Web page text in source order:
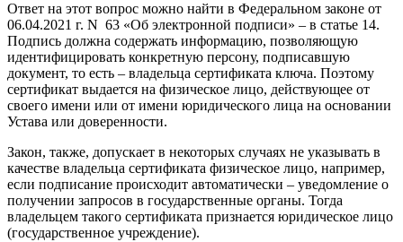
Ответ на этот вопрос можно найти в Федеральном законе от
06.04.2021 г. N 63 «Об электронной подписи» – в статье 14.
Подпись должна содержать информацию, позволяющую
идентифицировать конкретную персону, подписавшую
документ, то есть – владельца сертификата ключа. Поэтому
сертификат выдается на физическое лицо, действующее от
своего имени или от имени юридического лица на основании
Устава или доверенности.
Закон, также, допускает в некоторых случаях не указывать в
качестве владельца сертификата физическое лицо, например,
если подписание происходит автоматически – уведомление о
получении запросов в государственные органы. Тогда
владельцем такого сертификата признается юридическое лицо
(государственное учреждение).